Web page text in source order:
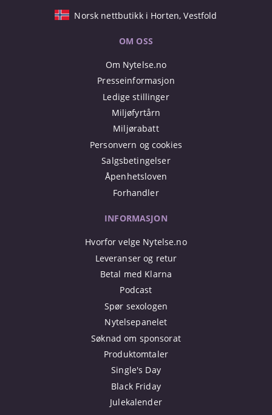
Norsk nettbutikk i Horten, Vestfold
OM OSS
Om Nytelse.no
Presseinformasjon
Ledige stillinger
Miljøfyrtårn
Miljørabatt
Personvern og cookies
Salgsbetingelser
Åpenhetsloven
Forhandler
INFORMASJON
Hvorfor velge Nytelse.no
Leveranser og retur
Betal med Klarna
Podcast
Spør sexologen
Nytelsepanelet
Søknad om sponsorat
Produktomtaler
Single's Day
Black Friday
Julekalender